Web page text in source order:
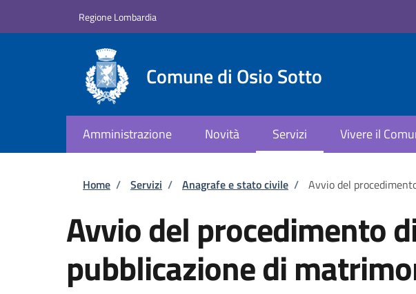
Regione Lombardia
Comune di Osio Sotto
Amministrazione Novità Servizi Vivere il
Briciole di pane
Home / Servizi / Anagrafe e stato civile / Avvio del
Avvio del procedimento
pubblicazione di